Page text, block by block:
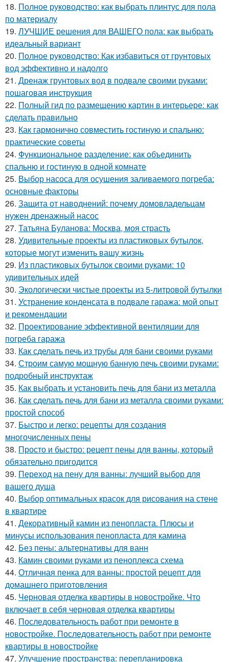
18. Полное руководство: как выбрать плинтус для пола
по материалу
19. ЛУЧШИЕ решения для ВАШЕГО пола: как выбрать
идеальный вариант
20. Полное руководство: Как избавиться от грунтовых
вод эффективно и надолго
21. Дренаж грунтовых вод в подвале своими руками:
пошаговая инструкция
22. Полный гид по размещению картин в интерьере: как
сделать правильно
23. Как гармонично совместить гостиную и спальню:
практические советы
24. Функциональное разделение: как объединить
спальню и гостиную в одной комнате
25. Выбор насоса для осушения заливаемого погреба:
основные факторы
26. Защита от наводнений: почему домовладельцам
нужен дренажный насос
27. Татьяна Буланова: Москва, моя страсть
28. Удивительные проекты из пластиковых бутылок,
которые могут изменить вашу жизнь
29. Из пластиковых бутылок своими руками: 10
удивительных идей
30. Экологически чистые проекты из 5-литровой бутылки
31. Устранение конденсата в подвале гаража: мой опыт
и рекомендации
32. Проектирование эффективной вентиляции для
погреба гаража
33. Как сделать печь из трубы для бани своими руками
34. Строим самую мощную банную печь своими руками:
подробный инструктаж
35. Как выбрать и установить печь для бани из металла
36. Как сделать печь для бани из металла своими руками:
простой способ
37. Быстро и легко: рецепты для создания
многочисленных пены
38. Просто и быстро: рецепт пены для ванны, который
обязательно пригодится
39. Переход на пену для ванны: лучший выбор для
вашего душа
40. Выбор оптимальных красок для рисования на стене
в квартире
41. Декоративный камин из пенопласта. Плюсы и
минусы использования пенопласта для камина
42. Без пены: альтернативы для ванн
43. Камин своими руками из пеноплекса схема
44. Отличная пенка для ванны: простой рецепт для
домашнего приготовления
45. Черновая отделка квартиры в новостройке. Что
включает в себя черновая отделка квартиры
46. Последовательность работ при ремонте в
новостройке. Последовательность работ при ремонте
квартиры в новостройке
47. Улучшение пространства: перепланировка